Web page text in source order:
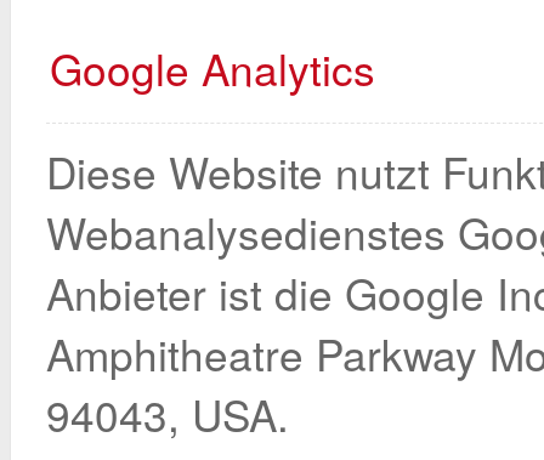
Google Analytics
Diese Website nutzt
Webanalysedienstes
Anbieter ist die Google
Amphitheatre Parkway
94043, USA.